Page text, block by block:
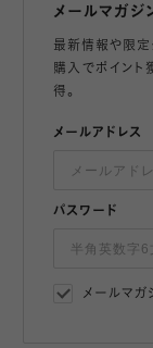
メールマガジ
最新情報や限定
購入でポイント
得。
メールアドレス
パスワード
メールマガ